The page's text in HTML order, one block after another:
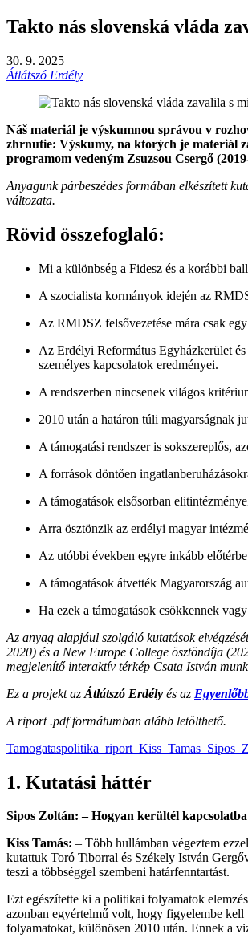
Takto nás slovenská vláda
30. 9. 2025
Átlátszó Erdély
Náš materiál je výskumnou správou v
zhrnutie: Výskumy, na ktorých je materiál
programom vedeným Zsuzsou Csergő
Anyagunk párbeszédes formában elkészített
változata.
Rövid összefoglaló:
Mi a különbség a Fidesz és a korábbi
A szocialista kormányok idején az
Az RMDSZ felsővezetése mára csak
Az Erdélyi Református Egyházkerület
személyes kapcsolatok eredményei.
A rendszerben nincsenek világos
2010 után a határon túli magyarságnak
A támogatási rendszer is sokszereplős,
A források döntően
A támogatások elsősorban
Arra ösztönzik az erdélyi magyar
Az utóbbi években egyre inkább
A támogatások átvették Magyarország
Ha ezek a támogatások csökkennek
Az anyag alapjául szolgáló kutatások
2020) és a New Europe College ösztöndíja
megjelenítő interaktív térkép Csata István
Ez a projekt az Átlátszó Erdély és az
A riport .pdf formátumban alább letölthető.
1. Kutatási háttér
Sipos Zoltán: – Hogyan kerültél
Kiss Tamás: – Több hullámban végeztem
kutattuk Toró Tiborral és Székely István
teszi a többséggel szembeni határfenntartást.
Ezt egészítette ki a politikai folyamatok
azonban egyértelmű volt, hogy figyelembe
folyamatokat, különösen 2010 után. Ennek a